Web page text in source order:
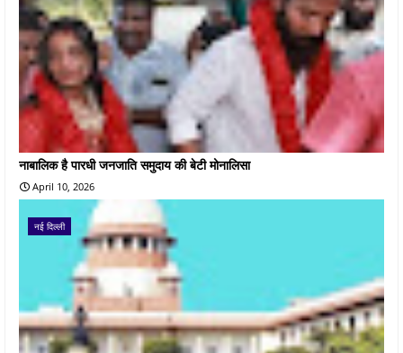
नाबालिक है पारधी जनजाति समुदाय की बेटी मोनालिसा
April 10, 2026
नई दिल्ली